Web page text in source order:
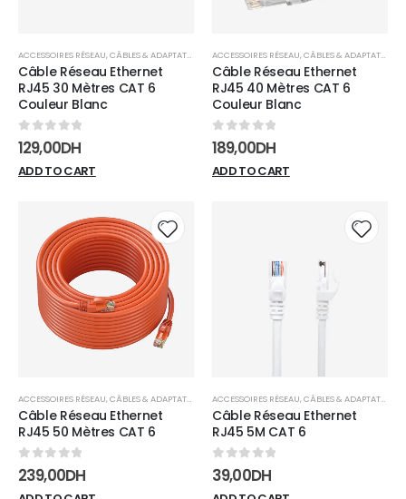
ACCESSOIRES RÉSEAU,CÂBLES & ADAPTATEURS RÉSEAUX
Câble Réseau Ethernet
RJ45 30 Mètres CAT 6
Couleur Blanc
0sur 5
129,00DH
ADD TO CART
ACCESSOIRES RÉSEAU,CÂBLES & ADAPTATEURS
Câble Réseau Ethernet
RJ45 40 Mètres CAT 6
Couleur Blanc
0sur 5
189,00DH
ADD TO CART
Add to
wishlist
ACCESSOIRES RÉSEAU,CÂBLES & ADAPTATEURS RÉSEAUX
Câble Réseau Ethernet
RJ45 50 Mètres CAT 6
0sur 5
239,00DH
ACCESSOIRES RÉSEAU,CÂBLES & ADAPTATEURS
Câble Réseau Ethernet
RJ45 5M CAT 6
0sur 5
39,00DH